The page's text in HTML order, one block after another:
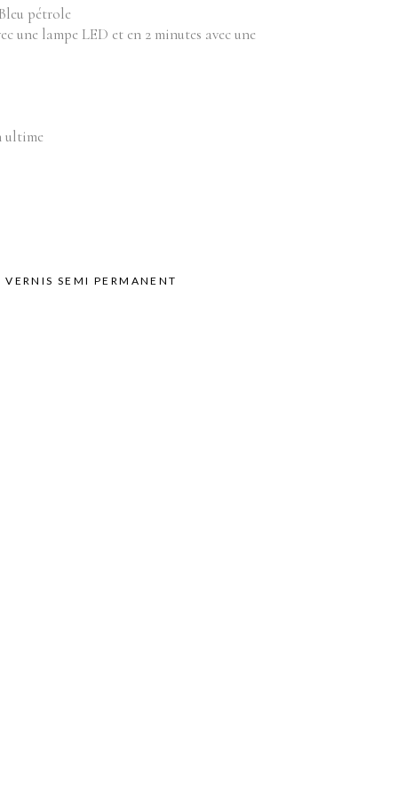
vente
Appareils
pétrole
une lampe LED et en 2 minutes avec une
ultime
VERNIS SEMI PERMANENT